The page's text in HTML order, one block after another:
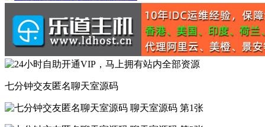
七分钟交友匿名聊天室源码